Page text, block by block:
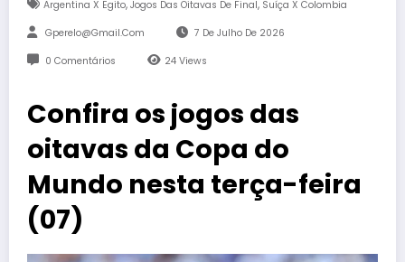
Argentina X Egito, Jogos Das Oitavas De Final, Suíça X Colombia
Gperelo@gmail.com 7 De Julho De 2026
0 Comentários 24 Views
Confira os jogos das
oitavas da Copa do
Mundo nesta terça-feira
(07)